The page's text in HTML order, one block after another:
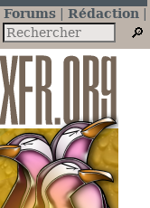
Forums
Rédaction